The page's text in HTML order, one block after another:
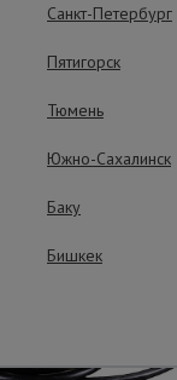
Санкт-Петербург
Пятигорск
Тюмень
Южно-Сахалинск
Баку
Бишкек